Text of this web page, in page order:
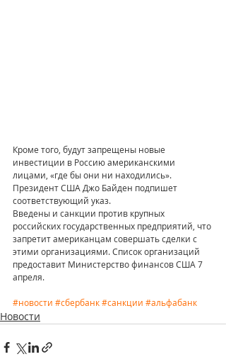
Кроме того, будут запрещены новые
инвестиции в Россию американскими
лицами, «где бы они ни находились».
Президент США Джо Байден подпишет
соответствующий указ.
Введены и санкции против крупных
российских государственных предприятий, что
запретит американцам совершать сделки с
этими организациями. Список организаций
предоставит Министерство финансов США 7
апреля.
#новости #сбербанк#санкции #альфабанк
Новости